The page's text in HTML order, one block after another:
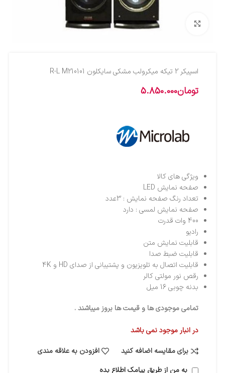
بزرگنمایی تصویر
اسپيکر 2 تيکه ميکرولب مشکي سايکلون R-L M210101
تومان5.850.000
ویژگی های کالا
صفحه نمایش LED
تعداد رنگ صفحه نمایش : 3عدد
صفحه نمایش لمسی : دارد
400 وات قدرت
رادیو
قابلیت نمایش متن
قابلیت ضبط صدا
قابلیت اتصال به تلویزیون و پشتیبانی از صدای HD و 4K
رقص نور مولتی کالر
بدنه چوبی 16 میل
تمامی موجودی ها و قیمت ها بروز میباشند .
در انبار موجود نمی باشد
برای مقایسه اضافه کنید
افزودن به علاقه مندی
به من از طریق پیامک اطلاع بده